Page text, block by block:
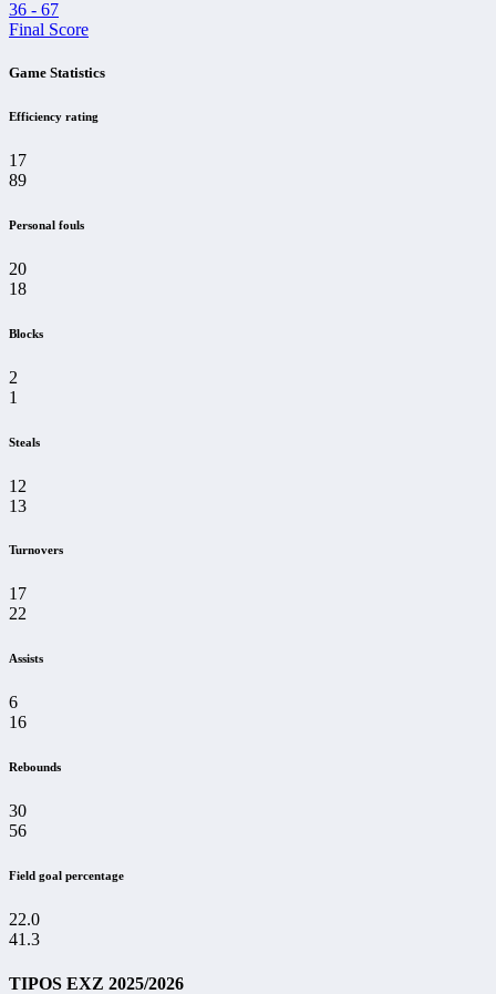
36 - 67
Final Score
Game Statistics
Efficiency rating
17
89
Personal fouls
20
18
Blocks
2
1
Steals
12
13
Turnovers
17
22
Assists
6
16
Rebounds
30
56
Field goal percentage
22.0
41.3
TIPOS EXZ 2025/2026